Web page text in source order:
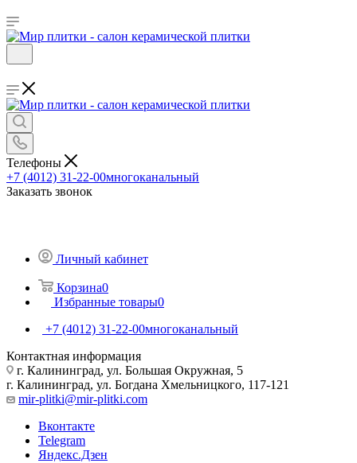
Телефоны
+7 (4012) 31-22-00многоканальный
Заказать звонок
Личный кабинет
Корзина0
Избранные товары0
+7 (4012) 31-22-00многоканальный
Контактная информация
г. Калининград, ул. Большая Окружная, 5
г. Калининград, ул. Богдана Хмельницкого, 117-121
mir-plitki@mir-plitki.com
Вконтакте
Telegram
Яндекс.Дзен